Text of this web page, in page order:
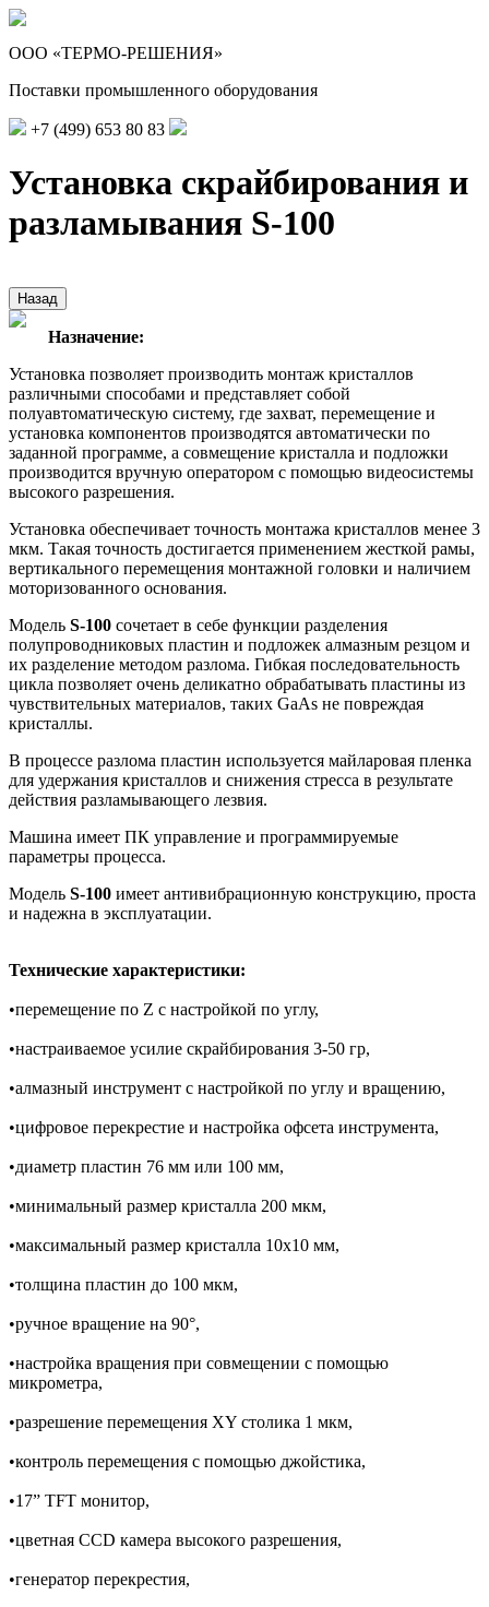
ООО «ТЕРМО-РЕШЕНИЯ»
Поставки промышленного оборудования
+7 (499) 653 80 83
Установка скрайбирования и
разламывания S-100
Назначение:
Установка позволяет производить монтаж кристаллов
различными способами и представляет собой
полуавтоматическую систему, где захват, перемещение и
установка компонентов производятся автоматически по
заданной программе, а совмещение кристалла и подложки
производится вручную оператором с помощью видеосистемы
высокого разрешения.
Установка обеспечивает точность монтажа кристаллов менее 3
мкм. Такая точность достигается применением жесткой рамы,
вертикального перемещения монтажной головки и наличием
моторизованного основания.
Модель S-100 сочетает в себе функции разделения
полупроводниковых пластин и подложек алмазным резцом и
их разделение методом разлома. Гибкая последовательность
цикла позволяет очень деликатно обрабатывать пластины из
чувствительных материалов, таких GaAs не повреждая
кристаллы.
В процессе разлома пластин используется майларовая пленка
для удержания кристаллов и снижения стресса в результате
действия разламывающего лезвия.
Машина имеет ПК управление и программируемые
параметры процесса.
Модель S-100 имеет антивибрационную конструкцию, проста
и надежна в эксплуатации.
Технические характеристики:
•перемещение по Z с настройкой по углу,
•настраиваемое усилие скрайбирования 3-50 гр,
•алмазный инструмент с настройкой по углу и вращению,
•цифровое перекрестие и настройка офсета инструмента,
•диаметр пластин 76 мм или 100 мм,
•минимальный размер кристалла 200 мкм,
•максимальный размер кристалла 10х10 мм,
•толщина пластин до 100 мкм,
•ручное вращение на 90°,
•настройка вращения при совмещении с помощью
микрометра,
•разрешение перемещения XY столика 1 мкм,
•контроль перемещения с помощью джойстика,
•17” TFT монитор,
•цветная CCD камера высокого разрешения,
•генератор перекрестия,